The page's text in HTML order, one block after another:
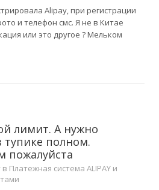
Alipay, при регистрации
и телефон смс. Я не в Китае
или это другое ? Мельком
лимит. А нужно
тупике полном.
пожалуйста
в Платежная система ALIPAY и